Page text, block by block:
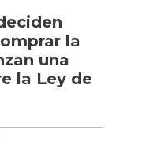
la
una
la Ley de